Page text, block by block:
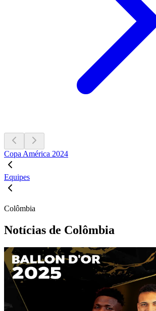
Copa América 2024
Equipes
Colômbia
Notícias de Colômbia